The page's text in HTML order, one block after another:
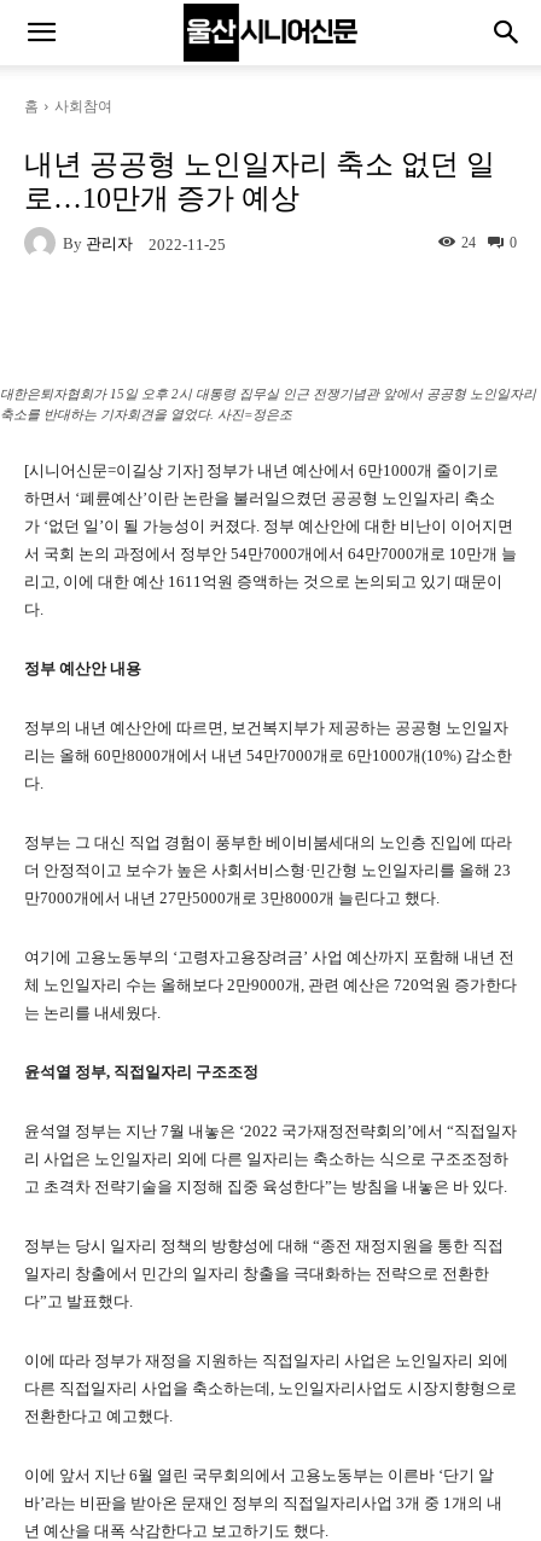
홈 사회참여
내년 공공형 노인일자리 축소 없던 일
로…10만개 증가 예상
By 관리자 2022-11-25 0
24
대한은퇴자협회가 15일 오후 2시 대통령 집무실 인근 전쟁기념관 앞에서 공공형 노인일자리
축소를 반대하는 기자회견을 열었다. 사진=정은조
[시니어신문=이길상 기자] 정부가 내년 예산에서 6만1000개 줄이기로
하면서 ‘폐륜예산’이란 논란을 불러일으켰던 공공형 노인일자리 축소
가 ‘없던 일 ’이 될 가능성이 커졌다. 정부 예산안에 대한 비난이 이어지면
서 국회 논의 과정에서 정부안 54만7000개에서 64만7000개로 10만개 늘
리고, 이에 대한 예산 1611억원 증액하는 것으로 논의되고 있기 때문이
다.
정부 예산안 내용
정부의 내년 예산안에 따르면, 보건복지부가 제공하는 공공형 노인일자
리는 올해 60만8000개에서 내년 54만7000개로 6만1000개(10%) 감소한
다.
정부는 그 대신 직업 경험이 풍부한 베이비붐세대의 노인층 진입에 따라
더 안정적이고 보수가 높은 사회서비스형 ·민간형 노인일자리를 올해 23
만7000개에서 내년 27만5000개로 3만8000개 늘린다고 했다.
여기에 고용노동부의 ‘고령자고용장려금’ 사업 예산까지 포함해 내년 전
체 노인일자리 수는 올해보다 2만9000개, 관련 예산은 720억원 증가한다
는 논리를 내세웠다.
윤석열 정부, 직접일자리 구조조정
윤석열 정부는 지난 7월 내놓은 ‘2022 국가재정전략회의 ’에서 “직접일자
리 사업은 노인일자리 외에 다른 일자리는 축소하는 식으로 구조조정하
고 초격차 전략기술을 지정해 집중 육성한다”는 방침을 내놓은 바 있다.
정부는 당시 일자리 정책의 방향성에 대해 “종전 재정지원을 통한 직접
일자리 창출에서 민간의 일자리 창출을 극대화하는 전략으로 전환한
다”고 발표했다.
이에 따라 정부가 재정을 지원하는 직접일자리 사업은 노인일자리 외에
다른 직접일자리 사업을 축소하는데, 노인일자리사업도 시장지향형으로
전환한다고 예고했다.
이에 앞서 지난 6월 열린 국무회의에서 고용노동부는 이른바 ‘단기 알
바’라는 비판을 받아온 문재인 정부의 직접일자리사업 3개 중 1개의 내
년 예산을 대폭 삭감한다고 보고하기도 했다.